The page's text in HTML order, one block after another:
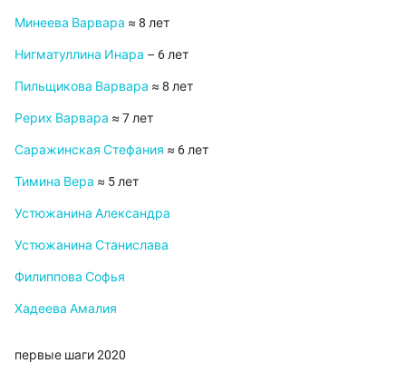
Минеева Варвара ≈ 8 лет
Нигматуллина Инара – 6 лет
Пильщикова Варвара ≈ 8 лет
Рерих Варвара ≈ 7 лет
Саражинская Стефания ≈ 6 лет
Тимина Вера ≈ 5 лет
Устюжанина Александра
Устюжанина Станислава
Филиппова Софья
Хадеева Амалия
первые шаги 2020